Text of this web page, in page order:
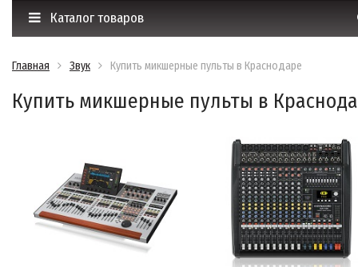
Каталог товаров
Главная Звук Купить микшерные пульты в Краснодаре
Купить микшерные пульты в